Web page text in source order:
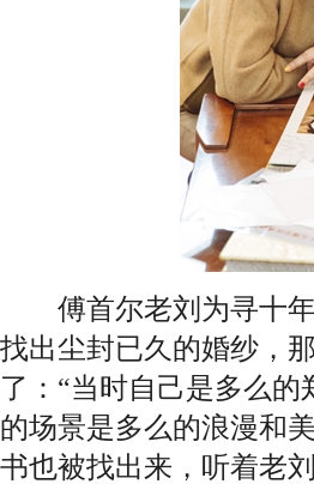
傅首尔老刘为寻十年
找出尘封已久的婚纱，
了：“当时自己是多么
的场景是多么的浪漫和
书也被找出来，听着老